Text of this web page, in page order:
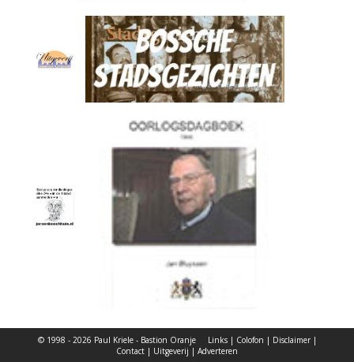
© 1998 - 2026 Paul Kriele - Bastion Oranje Links| Colofon | Disclaimer|
Contact | Uitgeverij | Adverteren